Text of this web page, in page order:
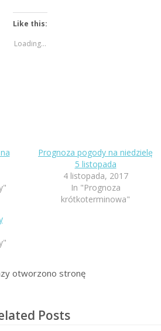
Like this:
Loading...
Prognoza pogody na niedzielę
5 listopada
4 listopada, 2017
In "Prognoza
krótkoterminowa"
otworzono stronę
Posts